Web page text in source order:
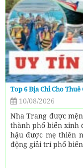
Top 6 Địa Chỉ Cho Thuê
10/08/2026
Nha Trang được
thành phố biển xinh
hậu được mẹ thiên
động giải trí phổ